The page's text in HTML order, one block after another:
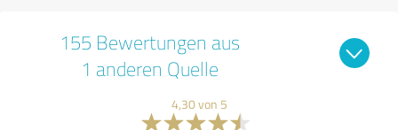
155 Bewertungen aus
1 anderen Quelle
4,30 von 5